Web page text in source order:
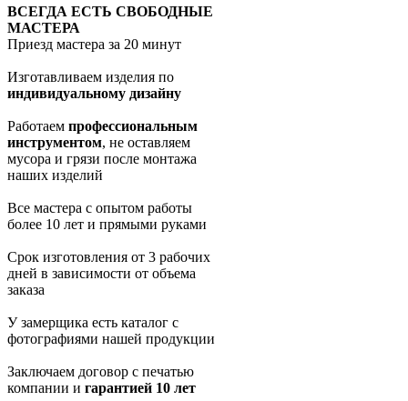
ВСЕГДА ЕСТЬ СВОБОДНЫЕ
МАСТЕРА
Приезд мастера за 20 минут
Изготавливаем изделия по
индивидуальному дизайну
Работаем профессиональным
инструментом, не оставляем
мусора и грязи после монтажа
наших изделий
Все мастера с опытом работы
более 10 лет и прямыми руками
Срок изготовления от 3 рабочих
дней в зависимости от объема
заказа
У замерщика есть каталог с
фотографиями нашей продукции
Заключаем договор с печатью
компании и гарантией 10 лет